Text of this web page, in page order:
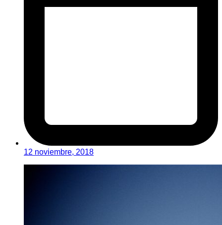
12 noviembre, 2018